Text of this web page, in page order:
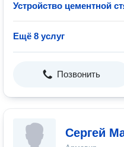
Устройство цементной
Ещё 8 услуг
Позвонить
Сергей